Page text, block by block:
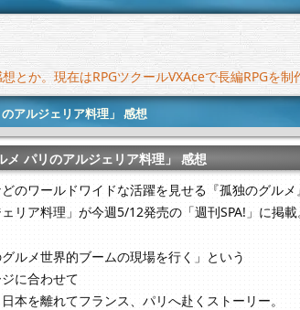
か。現在はRPGツクールVXAceで長編RPGを制
のアルジェリア料理」 感想
メ パリのアルジェリア料理」 感想
のワールドワイドな活躍を見せる『孤独のグル
ェリア料理」が今週5/12発売の「週刊SPA!」に掲載
ルメ世界的ブームの現場を行く」という
に合わせて
本を離れてフランス、パリへ赴くストーリー。